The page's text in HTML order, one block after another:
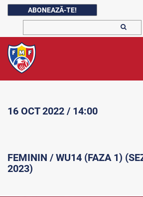
ABONEAZĂ-TE!
16 OCT 2022 / 14:00
FEMININ / WU14 (FAZA 1)
2023)